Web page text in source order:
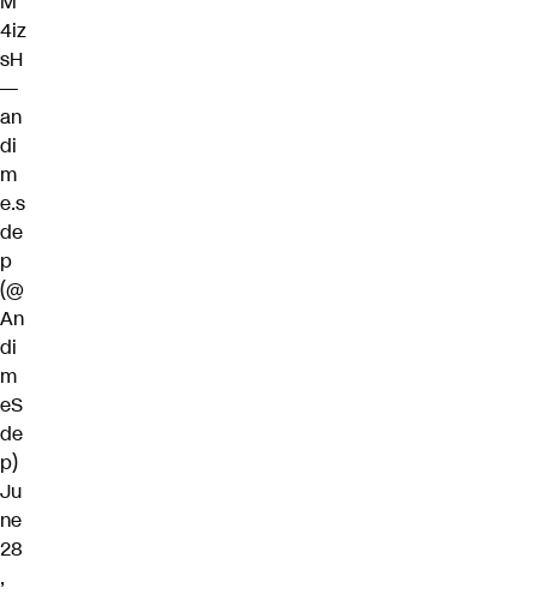
4iz
sH
—
an
di
m
e.s
de
p
(@
An
di
m
eS
de
p)
Ju
ne
28
,